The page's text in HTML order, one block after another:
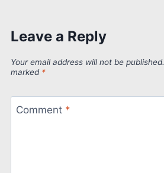
Leave a Reply
Your email address will not be published.
marked *
Comment *